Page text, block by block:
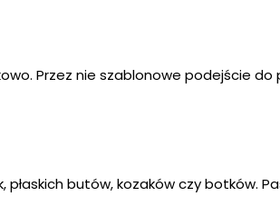
Przez nie szablonowe podejście
płaskich butów, kozaków czy botków.